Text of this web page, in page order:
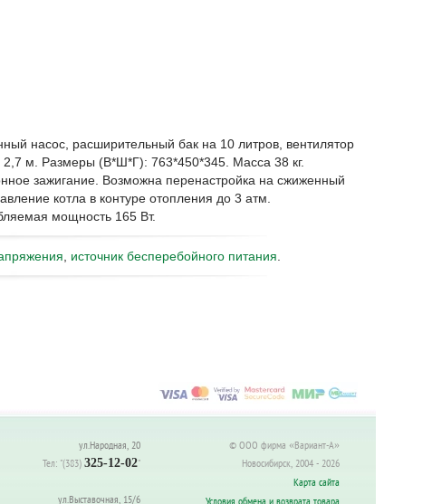
насос, расширительный бак на 10 литров, вентилятор
м. Размеры (В*Ш*Г): 763*450*345. Масса 38 кг.
зажигание. Возможна перенастройка на сжиженный
котла в контуре отопления до 3 атм.
мощность 165 Вт.
источник бесперебойного питания
ул.Народная, 20
Тел: "(383) 325-12-02"
ул.Выставочная, 15/6
© ООО фирма «Вариант-А»
Новосибирск, 2004 - 2026
Карта сайта
Условия обмена и возврата товара